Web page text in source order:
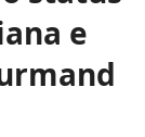
e